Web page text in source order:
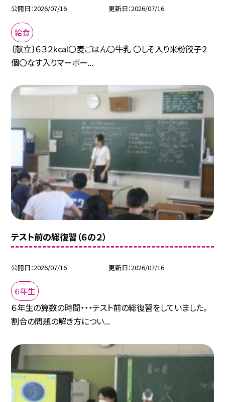
公開日 2026/07/16 更新日 2026/07/16
給食
〔献立〕６３２kcal〇麦ごはん〇牛乳 〇しそ入り米粉餃子２
個〇なす入りマーボー...
テスト前の総復習（６の２）
公開日 2026/07/16 更新日 2026/07/16
６年生
６年生の算数の時間・・・テスト前の総復習をしていました。
割合の問題の解き方につい...